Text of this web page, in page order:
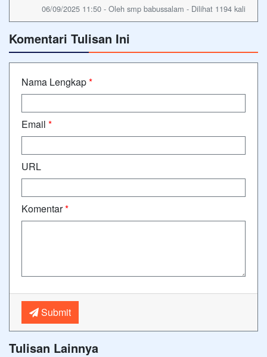
06/09/2025 11:50 - Oleh smp babussalam - Dilihat 1194 kali
Komentari Tulisan Ini
Nama Lengkap*
Email *
URL
Komentar*
Submit
Tulisan Lainnya